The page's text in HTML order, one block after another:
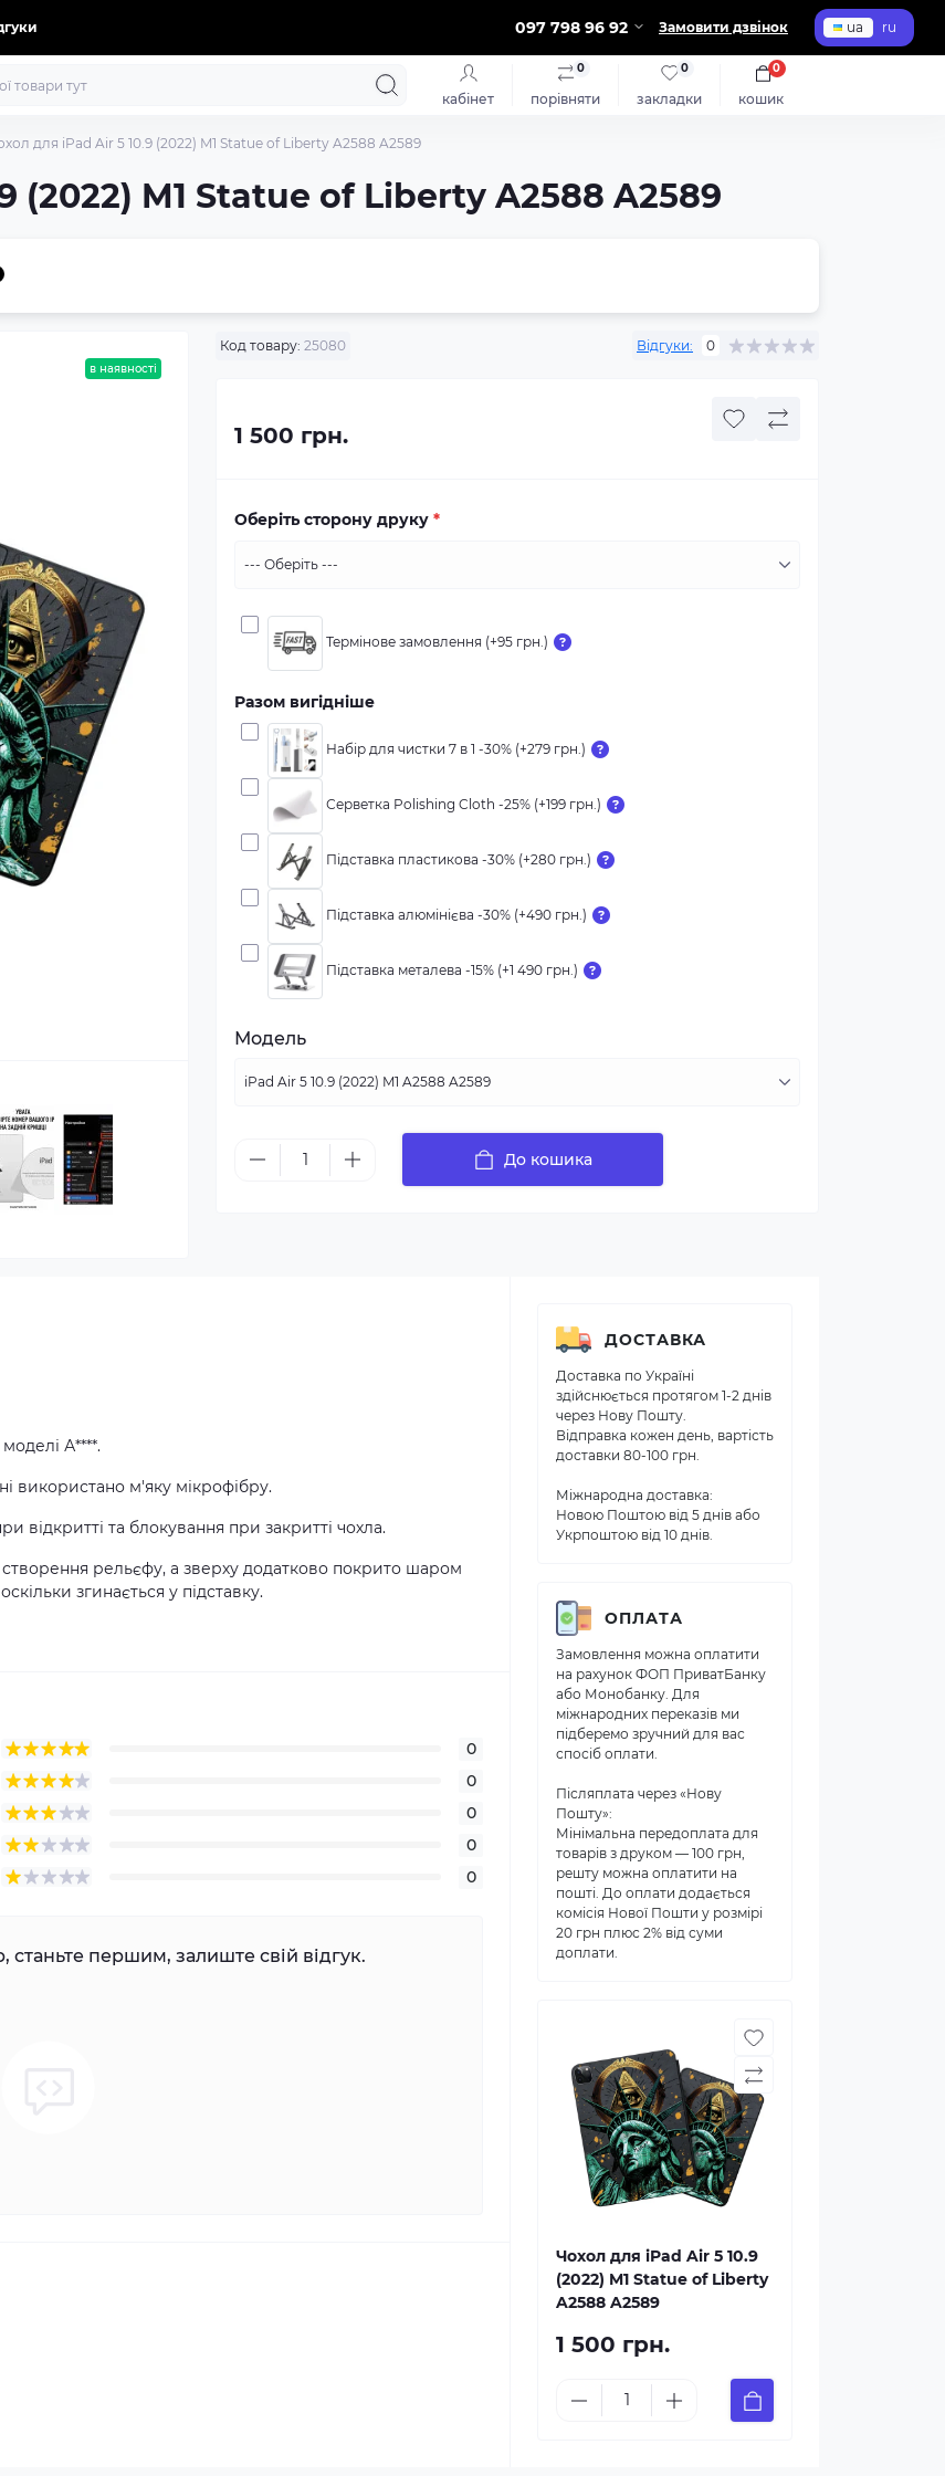
097 798 96 92 Замовити дзвінок ua ru
кабінет порівняти
0
закладки
0
кошик
0
для iPad Air 5 10.9 (2022) M1 Statue of Liberty A2588 A2589
(2022) M1 Statue of Liberty A2588 A2589
в наявності
Код товару: 25080 Відгуки: 0
1 500 грн.
Оберіть сторону друку *
Термінове замовлення (+95 грн.)
Разом вигідніше
Набір для чистки 7 в 1 -30% (+279 грн.)
Серветка Polishing Cloth -25% (+199 грн.)
Підставка пластикова -30% (+280 грн.)
Підставка алюмінієва -30% (+490 грн.)
Підставка металева -15% (+1 490 грн.)
Модель
До кошика
А****.
використано м'яку мікрофібру.
відкритті та блокування при закритті чохла.
рельєфу, а зверху додатково покрито шаром
згинається у підставку.
0
0
0
0
0
станьте першим, залиште свій відгук.
ДОСТАВКА
Доставка по Україні
здійснюється протягом 1-2 днів
через Нову Пошту.
Відправка кожен день, вартість
доставки 80-100 грн.
Міжнародна доставка:
Новою Поштою від 5 днів або
Укрпоштою від 10 днів.
ОПЛАТА
Замовлення можна оплатити
на рахунок ФОП ПриватБанку
або Монобанку. Для
міжнародних переказів ми
підберемо зручний для вас
спосіб оплати.
Післяплата через «Нову
Пошту»:
Мінімальна передоплата для
товарів з друком — 100 грн,
решту можна оплатити на
пошті. До оплати додається
комісія Нової Пошти у розмірі
20 грн плюс 2% від суми
доплати.
Чохол для iPad Air 5 10.9
(2022) M1 Statue of Liberty
A2588 A2589
1 500 грн.